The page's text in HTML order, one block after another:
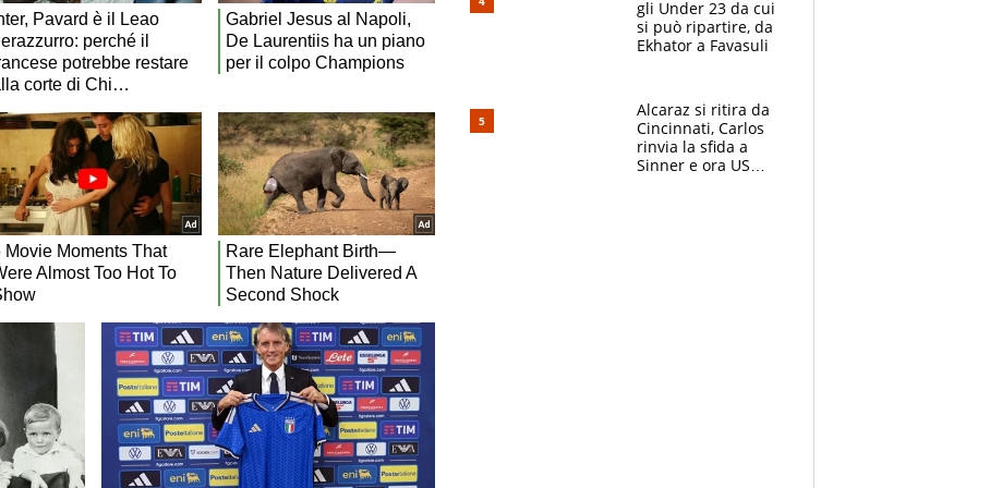
gli Under 23 da cui
si può ripartire, da
Ekhator a Favasuli
Alcaraz si ritira da
Cincinnati, Carlos
rinvia la sfida a
Sinner e ora US